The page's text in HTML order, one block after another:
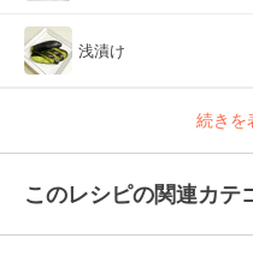
浅漬け
続きを
このレシピの関連カテ